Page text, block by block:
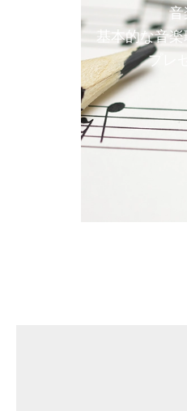
音
基本的な音
プレ